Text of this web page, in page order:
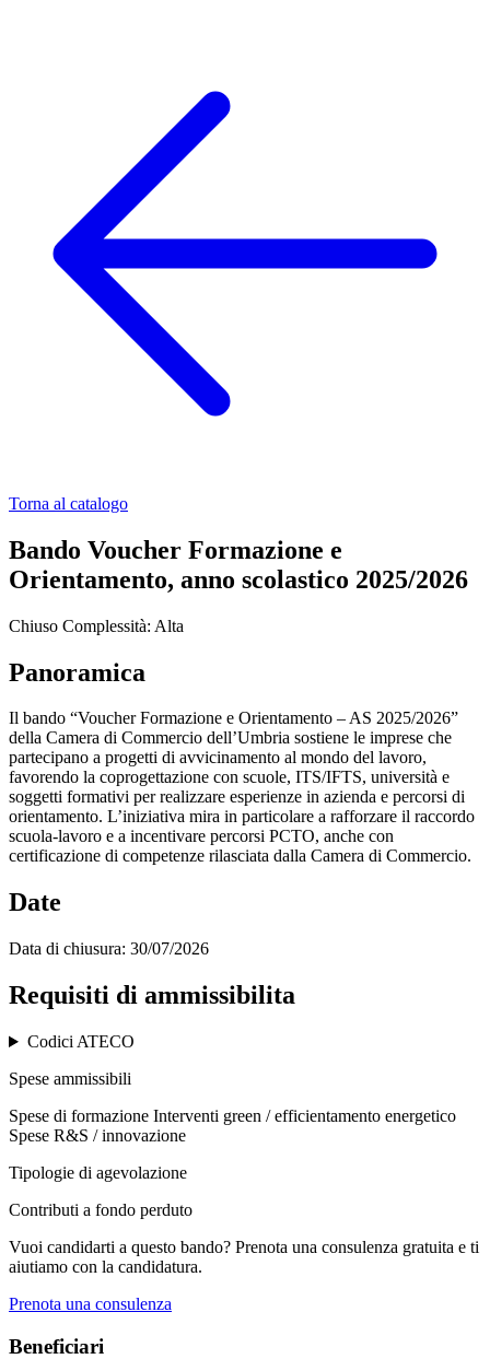
Torna al catalogo
Bando Voucher Formazione e
Orientamento, anno scolastico 2025/2026
Chiuso Complessità: Alta
Panoramica
Il bando “Voucher Formazione e Orientamento – AS 2025/2026”
della Camera di Commercio dell’Umbria sostiene le imprese che
partecipano a progetti di avvicinamento al mondo del lavoro,
favorendo la coprogettazione con scuole, ITS/IFTS, università e
soggetti formativi per realizzare esperienze in azienda e percorsi di
orientamento. L’iniziativa mira in particolare a rafforzare il raccordo
scuola-lavoro e a incentivare percorsi PCTO, anche con
certificazione di competenze rilasciata dalla Camera di Commercio.
Date
Data di chiusura: 30/07/2026
Requisiti di ammissibilita
Codici ATECO
Spese ammissibili
Spese di formazione Interventi green / efficientamento energetico
Spese R&S / innovazione
Tipologie di agevolazione
Contributi a fondo perduto
Vuoi candidarti a questo bando? Prenota una consulenza gratuita e ti
aiutiamo con la candidatura.
Prenota una consulenza
Beneficiari